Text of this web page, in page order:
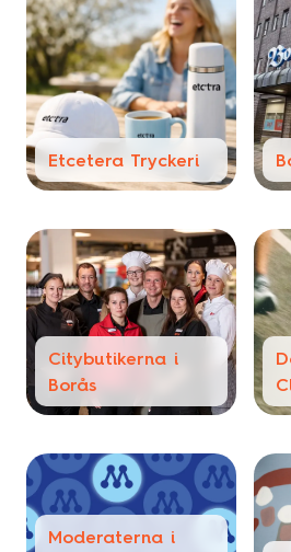
Etcetera Tryckeri
Citybutikerna i
Borås
Moderaterna i